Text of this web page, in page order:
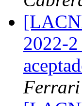
2022-
Ferrari